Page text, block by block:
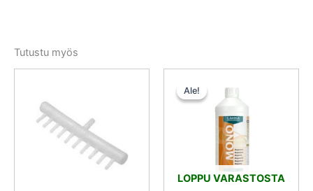
Tutustu myös
Ale!
LOPPU VARASTOSTA
Ale!
hinta
14,50 €.7,25 €.